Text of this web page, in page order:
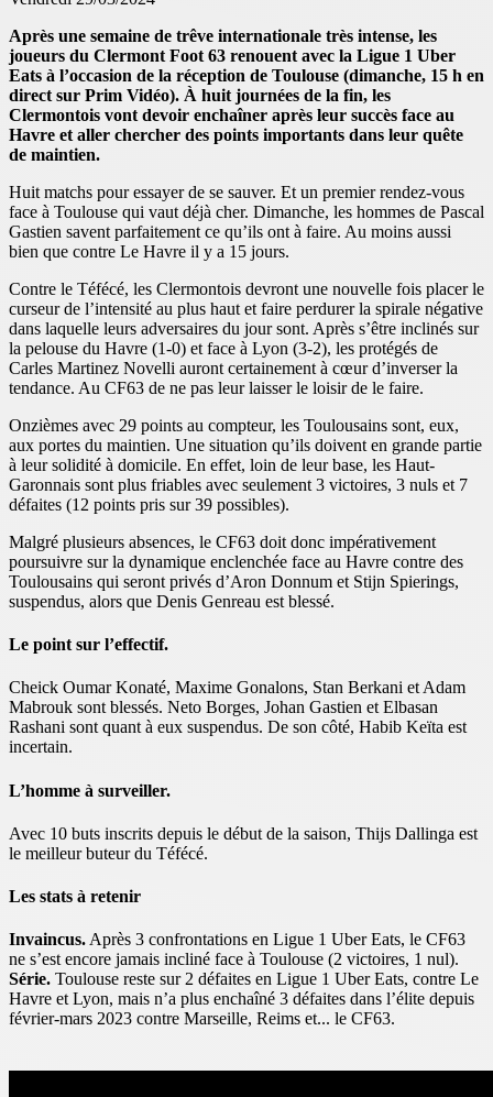
Après une semaine de trêve internationale très intense, les
joueurs du Clermont Foot 63 renouent avec la Ligue 1 Uber
Eats à l’occasion de la réception de Toulouse (dimanche, 15 h en
direct sur Prim Vidéo). À huit journées de la fin, les
Clermontois vont devoir enchaîner après leur succès face au
Havre et aller chercher des points importants dans leur quête
de maintien.
Huit matchs pour essayer de se sauver. Et un premier rendez-vous
face à Toulouse qui vaut déjà cher. Dimanche, les hommes de Pascal
Gastien savent parfaitement ce qu’ils ont à faire. Au moins aussi
bien que contre Le Havre il y a 15 jours.
Contre le Téfécé, les Clermontois devront une nouvelle fois placer le
curseur de l’intensité au plus haut et faire perdurer la spirale négative
dans laquelle leurs adversaires du jour sont. Après s’être inclinés sur
la pelouse du Havre (1-0) et face à Lyon (3-2), les protégés de
Carles Martinez Novelli auront certainement à cœur d’inverser la
tendance. Au CF63 de ne pas leur laisser le loisir de le faire.
Onzièmes avec 29 points au compteur, les Toulousains sont, eux,
aux portes du maintien. Une situation qu’ils doivent en grande partie
à leur solidité à domicile. En effet, loin de leur base, les Haut-
Garonnais sont plus friables avec seulement 3 victoires, 3 nuls et 7
défaites (12 points pris sur 39 possibles).
Malgré plusieurs absences, le CF63 doit donc impérativement
poursuivre sur la dynamique enclenchée face au Havre contre des
Toulousains qui seront privés d’Aron Donnum et Stijn Spierings,
suspendus, alors que Denis Genreau est blessé.
Le point sur l’effectif.
Cheick Oumar Konaté, Maxime Gonalons, Stan Berkani et Adam
Mabrouk sont blessés. Neto Borges, Johan Gastien et Elbasan
Rashani sont quant à eux suspendus. De son côté, Habib Keïta est
incertain.
L’homme à surveiller.
Avec 10 buts inscrits depuis le début de la saison, Thijs Dallinga est
le meilleur buteur du Téfécé.
Les stats à retenir
Invaincus.Après 3 confrontations en Ligue 1 Uber Eats, le CF63
ne s’est encore jamais incliné face à Toulouse (2 victoires, 1 nul).
Série. Toulouse reste sur 2 défaites en Ligue 1 Uber Eats, contre Le
Havre et Lyon, mais n’a plus enchaîné 3 défaites dans l’élite depuis
février-mars 2023 contre Marseille, Reims et... le CF63.